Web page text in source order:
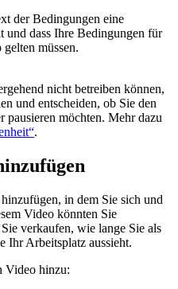
der Bedingungen eine
und dass Ihre Bedingungen für
müssen.
nicht betreiben können,
und entscheiden, ob Sie den
pausieren möchten. Mehr dazu
.
in dem Sie sich und
Video könnten Sie
verkaufen, wie lange Sie als
Ihr Arbeitsplatz aussieht.
Video hinzu: